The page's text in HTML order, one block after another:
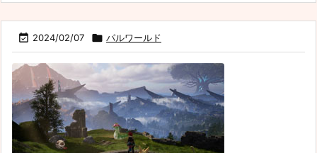
 2024/02/07  パルワールド